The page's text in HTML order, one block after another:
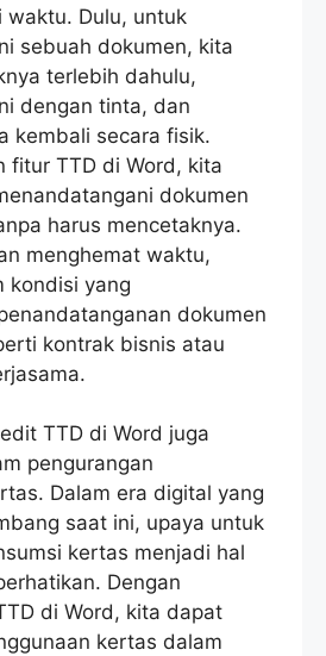
waktu. Dulu, untuk
sebuah dokumen, kita
terlebih dahulu,
dengan tinta, dan
kembali secara fisik.
fitur TTD di Word, kita
dokumen
harus mencetaknya.
menghemat waktu,
kondisi yang
dokumen
kontrak bisnis atau
TTD di Word juga
pengurangan
Dalam era digital yang
saat ini, upaya untuk
kertas menjadi hal
Dengan
di Word, kita dapat
kertas dalam